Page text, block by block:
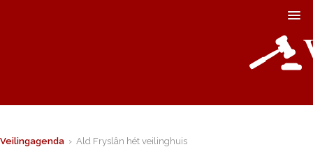
Veilingagenda › Ald Fryslân hét veilinghuis